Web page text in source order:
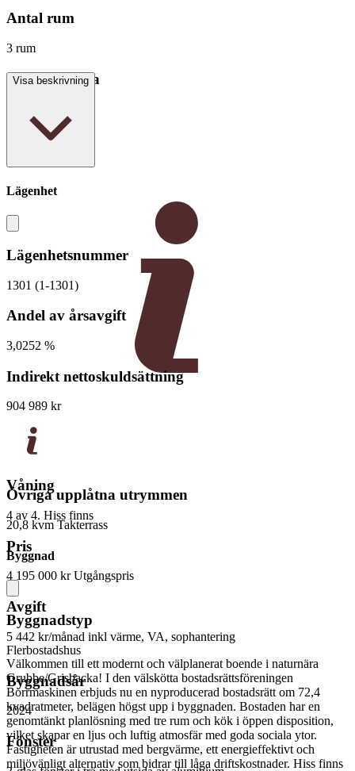
Antal rum
3 rum
Boarea/Biarea
Våning
4 av 4. Hiss finns
Pris
4 195 000 kr Utgångspris
Avgift
5 442 kr/månad inkl värme, VA, sophantering
Välkommen till ett modernt och välplanerat boende i naturnära
Grubbe/Grisbacka! I den välskötta bostadsrättsföreningen
Borrmaskinen erbjuds nu en nyproducerad bostadsrätt om 72,4
kvadratmeter, belägen högst upp i byggnaden. Bostaden har en
genomtänkt planlösning med tre rum och kök i öppen disposition,
vilket skapar en ljus och luftig atmosfär med goda sociala ytor.
Fastigheten är utrustad med bergvärme, ett energieffektivt och
miljövänligt alternativ som bidrar till låga driftskostnader. Hiss finns
Visa beskrivning
Lägenhet
Lägenhetsnummer
1301 (1-1301)
Andel av årsavgift
3,0252 %
Indirekt nettoskuldsättning
904 989 kr
Övriga upplåtna utrymmen
20,8 kvm Takterrass
Byggnad
Byggnadstyp
Flerbostadshus
Byggnadsår
2024
Fönster